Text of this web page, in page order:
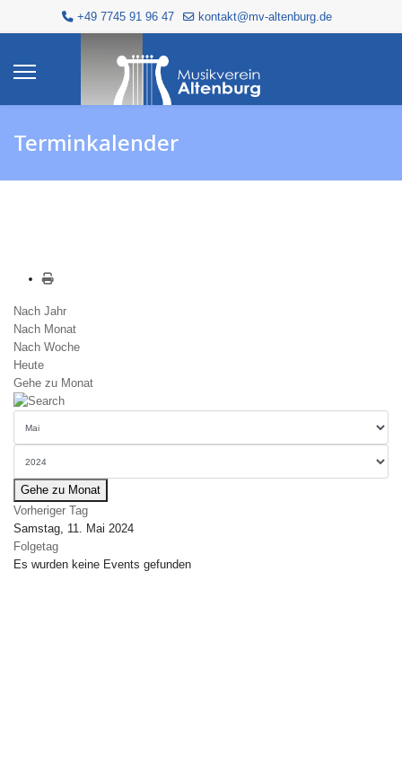
+49 7745 91 96 47 kontakt@mv-altenburg.de
Terminkalender
Nach Jahr
Nach Monat
Nach Woche
Heute
Gehe zu Monat
Gehe zu Monat
Vorheriger Tag
Samstag, 11. Mai 2024
Folgetag
Es wurden keine Events gefunden